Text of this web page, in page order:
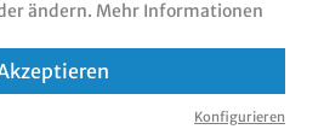
ändern. Mehr Informationen
Konfigurieren